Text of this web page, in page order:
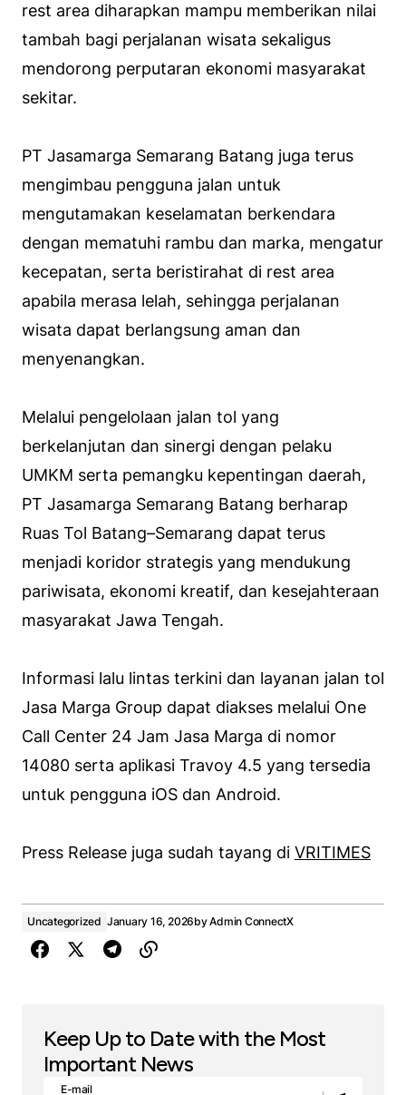
rest area diharapkan mampu memberikan nilai
tambah bagi perjalanan wisata sekaligus
mendorong perputaran ekonomi masyarakat
sekitar.
PT Jasamarga Semarang Batang juga terus
mengimbau pengguna jalan untuk
mengutamakan keselamatan berkendara
dengan mematuhi rambu dan marka, mengatur
kecepatan, serta beristirahat di rest area
apabila merasa lelah, sehingga perjalanan
wisata dapat berlangsung aman dan
menyenangkan.
Melalui pengelolaan jalan tol yang
berkelanjutan dan sinergi dengan pelaku
UMKM serta pemangku kepentingan daerah,
PT Jasamarga Semarang Batang berharap
Ruas Tol Batang–Semarang dapat terus
menjadi koridor strategis yang mendukung
pariwisata, ekonomi kreatif, dan kesejahteraan
masyarakat Jawa Tengah.
Informasi lalu lintas terkini dan layanan jalan tol
Jasa Marga Group dapat diakses melalui One
Call Center 24 Jam Jasa Marga di nomor
14080 serta aplikasi Travoy 4.5 yang tersedia
untuk pengguna iOS dan Android.
Press Release juga sudah tayang di VRITIMES
Uncategorized January 16, 2026byAdmin ConnectX
Keep Up to Date with the Most
Important News
E-mail